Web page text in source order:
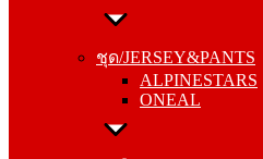
ชุด/JERSEY&PANTS
ALPINESTARS
ONEAL
ชุด/JERSEY&PANTS
ONEAL
ถุงมือ/GLOVES